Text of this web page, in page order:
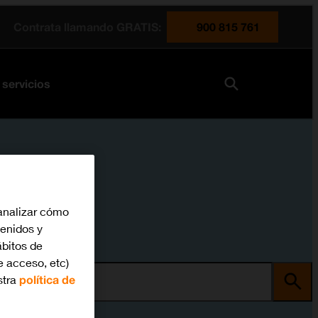
900 815 761
cómo
y
de
acceso, etc)
política de